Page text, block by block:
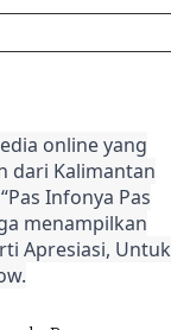
online yang
dari Kalimantan
Infonya Pas
menampilkan
Apresiasi, Untuk